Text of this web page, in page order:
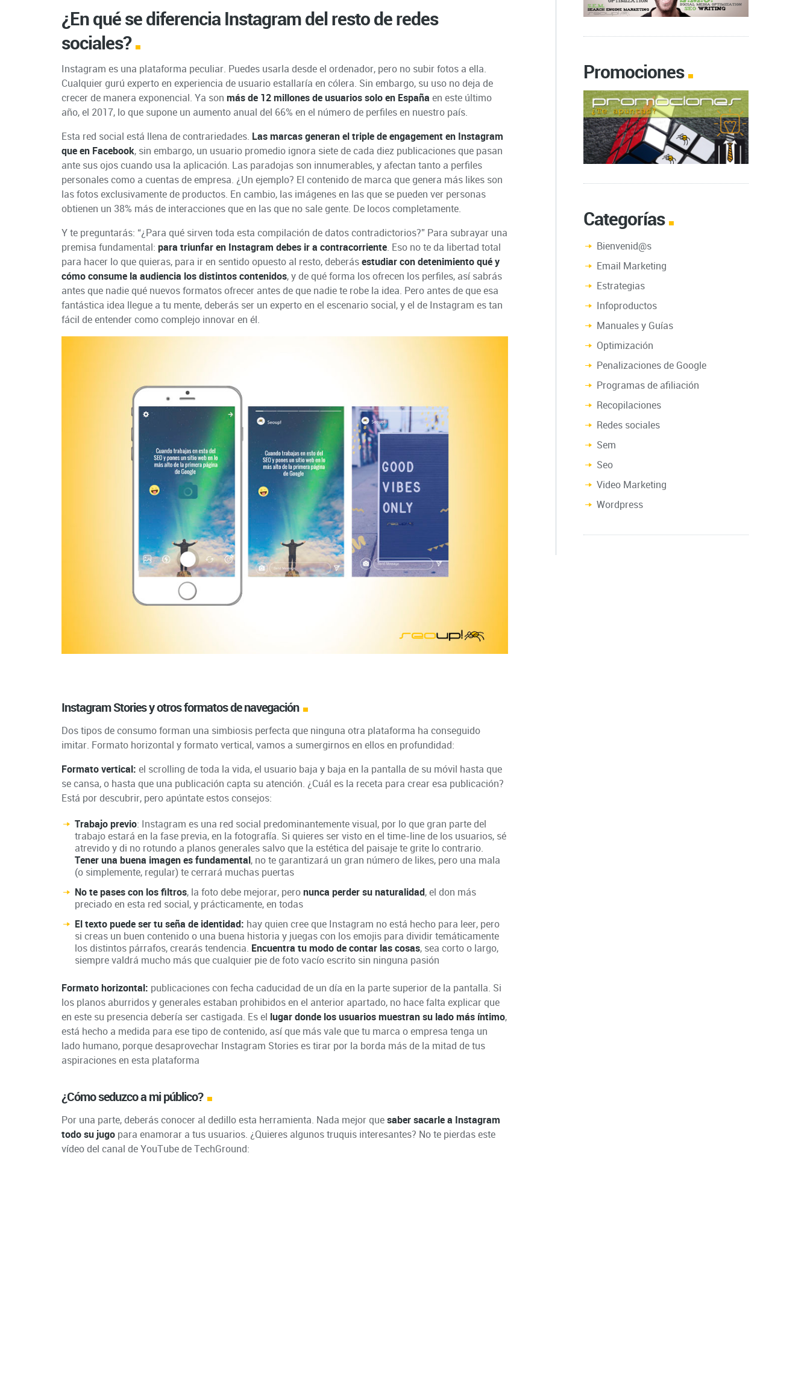
¿En qué se diferencia Instagram del resto de redes
sociales?
Instagram es una plataforma peculiar. Puedes usarla desde el ordenador, pero no subir fotos a ella.
Cualquier gurú experto en experiencia de usuario estallaría en cólera. Sin embargo, su uso no deja de
crecer de manera exponencial. Ya son más de 12 millones de usuarios solo en España en este último
año, el 2017, lo que supone un aumento anual del 66% en el número de perfiles en nuestro país.
Esta red social está llena de contrariedades. Las marcas generan el triple de engagement en Instagram
que en Facebook, sin embargo, un usuario promedio ignora siete de cada diez publicaciones que pasan
ante sus ojos cuando usa la aplicación. Las paradojas son innumerables, y afectan tanto a perfiles
personales como a cuentas de empresa. ¿Un ejemplo? El contenido de marca que genera más likes son
las fotos exclusivamente de productos. En cambio, las imágenes en las que se pueden ver personas
obtienen un 38% más de interacciones que en las que no sale gente. De locos completamente.
Y te preguntarás: “¿Para qué sirven toda esta compilación de datos contradictorios?” Para subrayar una
premisa fundamental: para triunfar en Instagram debes ir a contracorriente. Eso no te da libertad total
para hacer lo que quieras, para ir en sentido opuesto al resto, deberásestudiar con detenimiento qué y
cómo consume la audiencia los distintos contenidos, y de qué forma los ofrecen los perfiles, así sabrás
antes que nadie qué nuevos formatos ofrecer antes de que nadie te robe la idea. Pero antes de que esa
fantástica idea llegue a tu mente, deberás ser un experto en el escenario social, y el de Instagram es tan
fácil de entender como complejo innovar en él.
Instagram Stories y otros formatos de navegación
Dos tipos de consumo forman una simbiosis perfecta que ninguna otra plataforma ha conseguido
imitar. Formato horizontal y formato vertical, vamos a sumergirnos en ellos en profundidad:
Formato vertical: el scrolling de toda la vida, el usuario baja y baja en la pantalla de su móvil hasta que
se cansa, o hasta que una publicación capta su atención. ¿Cuál es la receta para crear esa publicación?
Está por descubrir, pero apúntate estos consejos:
Trabajo previo: Instagram es una red social predominantemente visual, por lo que gran parte del
trabajo estará en la fase previa, en la fotografía. Si quieres ser visto en el time-line de los usuarios, sé
atrevido y di no rotundo a planos generales salvo que la estética del paisaje te grite lo contrario.
Tener una buena imagen es fundamental, no te garantizará un gran número de likes, pero una mala
(o simplemente, regular) te cerrará muchas puertas
No te pases con los filtros, la foto debe mejorar, peronunca perder su naturalidad, el don más
preciado en esta red social, y prácticamente, en todas
El texto puede ser tu seña de identidad: hay quien cree que Instagram no está hecho para leer, pero
si creas un buen contenido o una buena historia y juegas con los emojis para dividir temáticamente
los distintos párrafos, crearás tendencia. Encuentra tu modo de contar las cosas, sea corto o largo,
siempre valdrá mucho más que cualquier pie de foto vacío escrito sin ninguna pasión
Formato horizontal: publicaciones con fecha caducidad de un día en la parte superior de la pantalla. Si
los planos aburridos y generales estaban prohibidos en el anterior apartado, no hace falta explicar que
en este su presencia debería ser castigada. Es el lugar donde los usuarios muestran su lado más íntimo,
está hecho a medida para ese tipo de contenido, así que más vale que tu marca o empresa tenga un
lado humano, porque desaprovechar Instagram Stories es tirar por la borda más de la mitad de tus
aspiraciones en esta plataforma
¿Cómo seduzco a mi público?
Por una parte, deberás conocer al dedillo esta herramienta. Nada mejor quesaber sacarle a Instagram
todo su jugo para enamorar a tus usuarios. ¿Quieres algunos truquis interesantes? No te pierdas este
vídeo del canal de YouTube de TechGround:
Promociones
Categorías
Bienvenid@s
Email Marketing
Estrategias
Infoproductos
Manuales y Guías
Optimización
Penalizaciones de Google
Programas de afiliación
Recopilaciones
Redes sociales
Sem
Seo
Video Marketing
Wordpress